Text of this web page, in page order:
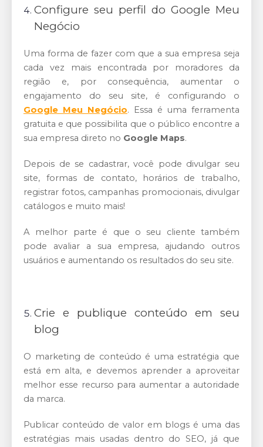
Configure seu perfil do Google Meu
Negócio
Uma forma de fazer com que a sua empresa seja
cada vez mais encontrada por moradores da
região e, por consequência, aumentar o
engajamento do seu site, é configurando o
Google Meu Negócio. Essa é uma ferramenta
gratuita e que possibilita que o público encontre a
sua empresa direto no Google Maps.
Depois de se cadastrar, você pode divulgar seu
site, formas de contato, horários de trabalho,
registrar fotos, campanhas promocionais, divulgar
catálogos e muito mais!
A melhor parte é que o seu cliente também
pode avaliar a sua empresa, ajudando outros
usuários e aumentando os resultados do seu site.
Crie e publique conteúdo em seu
blog
O marketing de conteúdo é uma estratégia que
está em alta, e devemos aprender a aproveitar
melhor esse recurso para aumentar a autoridade
da marca.
Publicar conteúdo de valor em blogs é uma das
estratégias mais usadas dentro do SEO, já que